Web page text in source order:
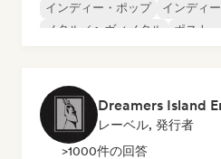
インディー・ポップ
インディ
メタル／ヘヴィメタル
ポスト
Dreamers Island
レーベル, 発行者
>1000件の回答